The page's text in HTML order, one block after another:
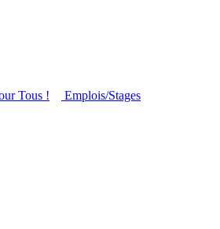
Tous !
Emplois/Stages